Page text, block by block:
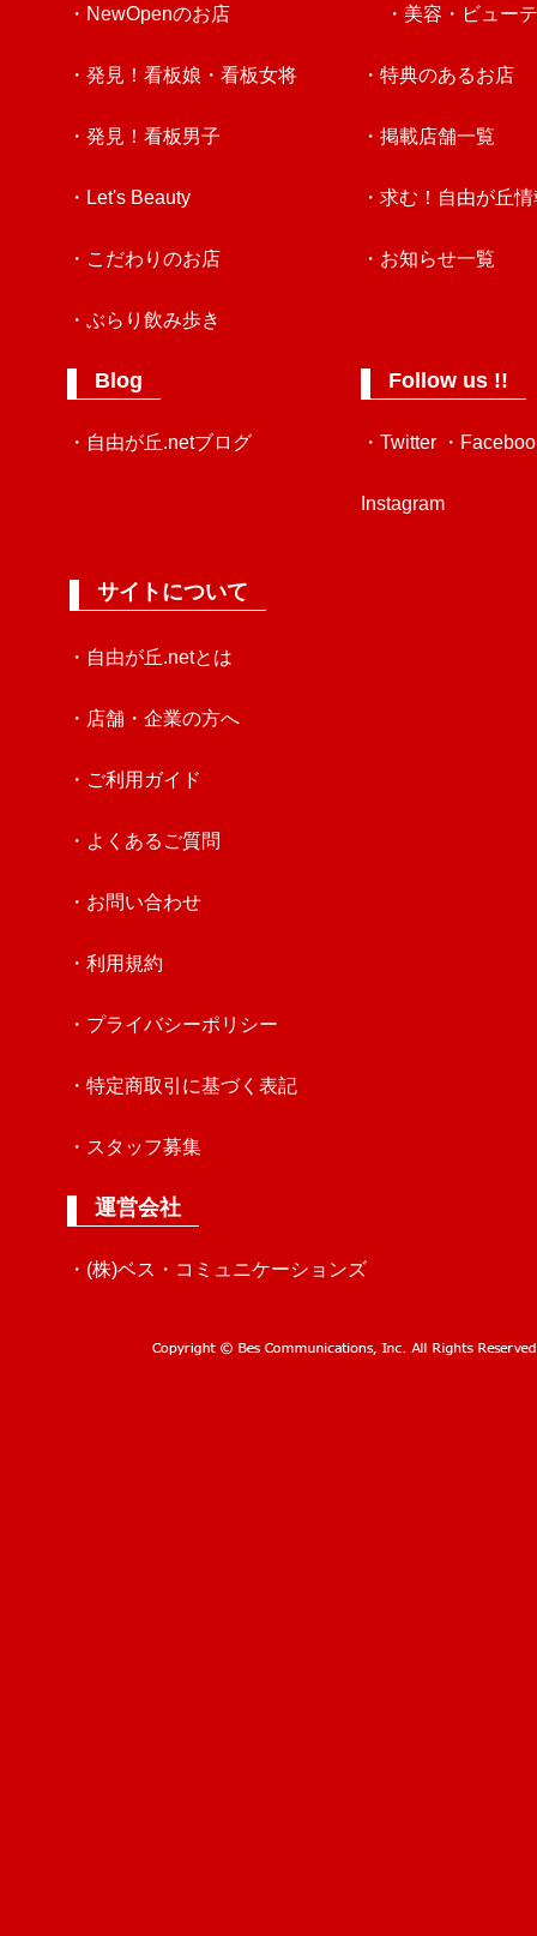
・NewOpenのお店
・発見！看板娘・看板女将
・発見！看板男子
・Let's Beauty
・こだわりのお店
・ぶらり飲み歩き
Blog
・自由が丘.netブログ
・美容・ビュー
・特典のあるお店
・掲載店舗一覧
・求む！自由が丘
・お知らせ一覧
Follow us !!
・Twitter ・
Instagram
サイトについて
・自由が丘.netとは
・店舗・企業の方へ
・ご利用ガイド
・よくあるご質問
・お問い合わせ
・利用規約
・プライバシーポリシー
・特定商取引に基づく表記
・スタッフ募集
運営会社
・(株)ベス・コミュニケーションズ